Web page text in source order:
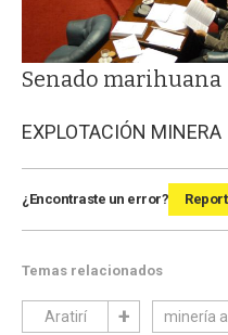
Senado marihuana
EXPLOTACIÓN MINERA
¿Encontraste un error?
Temas relacionados
Aratirí minería